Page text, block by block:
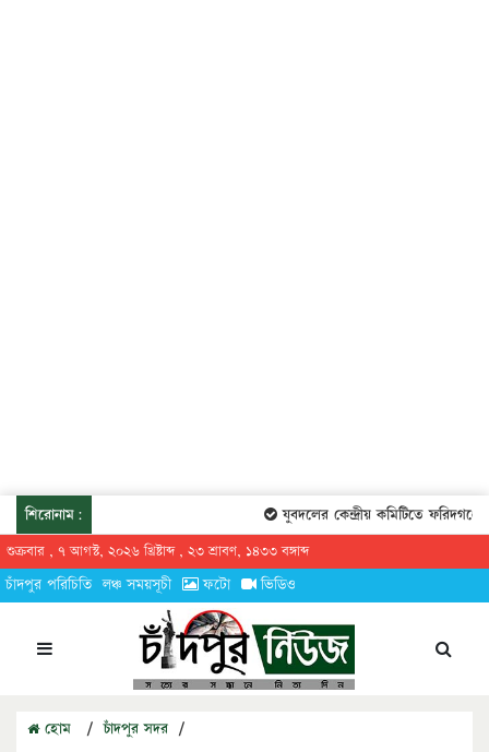
শিরোনাম: যুবদলের কেন্দ্রীয় কমিটিতে ফরিদগঞ্জের
শুক্রবার , ৭ আগস্ট, ২০২৬ খ্রিষ্টাব্দ , ২৩ শ্রাবণ, ১৪৩৩ বঙ্গাব্দ
চাঁদপুর পরিচিতি লঞ্চ সময়সূচী ফটো ভিডিও
হোম / চাঁদপুর সদর /